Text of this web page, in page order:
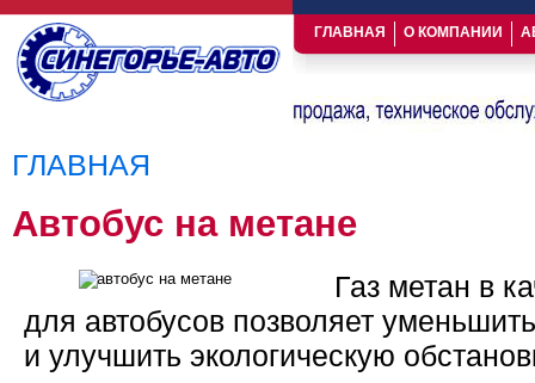
ГЛАВНАЯ О КОМПАНИИ
Вы здесь
ГЛАВНАЯ
Автобус на метане
Газ метан в
для автобусов позволяет
и улучшить экологическую